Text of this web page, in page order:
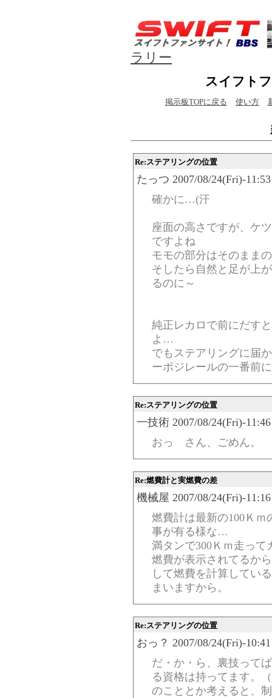
ラリー
スイフト
掲示板TOPに戻る 使い方
Re:ステアリングの位置
たっつ 2007/08/24(Fri)-
確かに…(汗
座面の高さですが、ケ
ですよね
モモの部分はそのまま
そしたら自然と足が上
るのに～
純正レカロで前にだす
よ…
でもステアリングに届
ーポジレールの一番前
Re:ステアリングの位置
一技術 2007/08/24(Fri)-
おっ さん、ごめん。
Re:燃費計と実燃費の差
機械屋 2007/08/24(Fri)-
燃費計は最新の100Ｋ
事が有る様な…
満タンで300Ｋｍ走って
燃費が表示されてるか
して燃費を計算してい
まいますから。
Re:ステアリングの位置
おっ？ 2007/08/24(Fri)-
だ・か・ら、裏技って
る資格は持ってます。
のこととか考えると、